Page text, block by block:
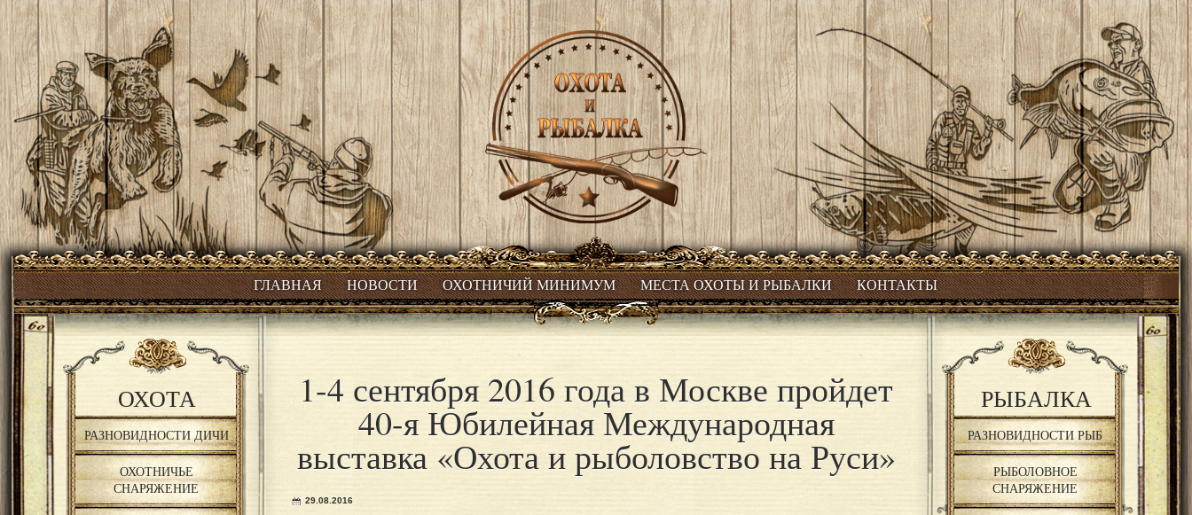
ГЛАВНАЯ НОВОСТИ ОХОТНИЧИЙ МИНИМУМ МЕСТА ОХОТЫ И РЫБАЛКИ КОНТАКТЫ
ОХОТА
РАЗНОВИДНОСТИ ДИЧИ
ОХОТНИЧЬЕ
СНАРЯЖЕНИЕ
1-4 сентября 2016 года в Москве пройдет
40-я Юбилейная Международная
выставка «Охота и рыболовство на Руси»
29.08.2016
РЫБАЛКА
РАЗНОВИДНОСТИ РЫБ
РЫБОЛОВНОЕ
СНАРЯЖЕНИЕ